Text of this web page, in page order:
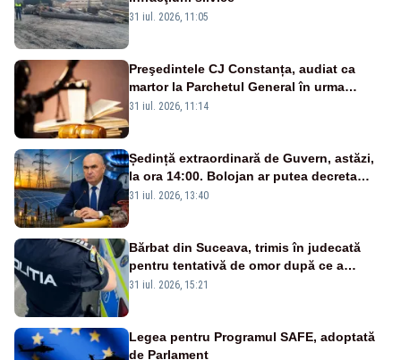
31 iul. 2026, 11:05
Preşedintele CJ Constanța, audiat ca
martor la Parchetul General în urma
percheziţiei la firma unde este acţionar
31 iul. 2026, 11:14
Ședință extraordinară de Guvern, astăzi,
la ora 14:00. Bolojan ar putea decreta
stare de urgență energetică
31 iul. 2026, 13:40
Bărbat din Suceava, trimis în judecată
pentru tentativă de omor după ce a
înjunghiat un tânăr în urma unui conflict
31 iul. 2026, 15:21
Legea pentru Programul SAFE, adoptată
de Parlament